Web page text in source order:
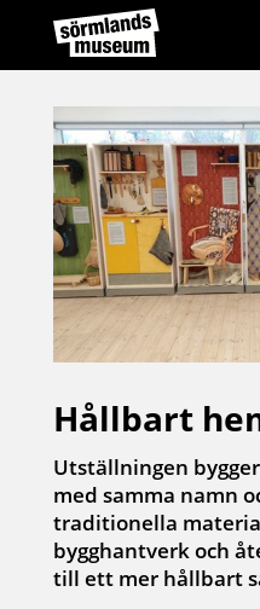
Hållbart
Utställningen
med samma namn
traditionella
bygghantverk och
till ett mer hållbart